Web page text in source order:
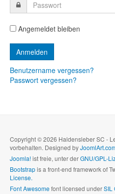
Angemeldet bleiben
Benutzername vergessen?
Passwort vergessen?
Copyright © 2026 Haldensleber SC -
vorbehalten. Designed by
Joomla!ist freie, unter derGNU/GPL-
Bootstrapis a front-end framework of
License.
Font Awesomefont licensed underSIL